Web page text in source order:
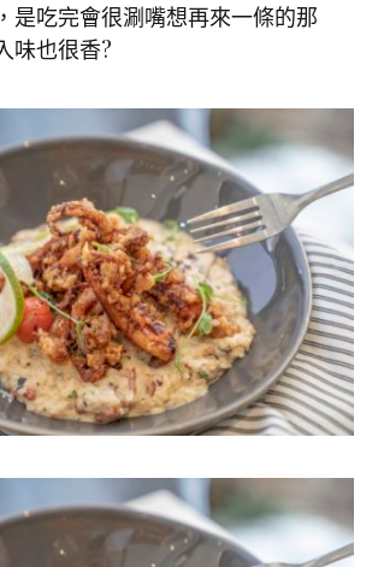
是吃完會很涮嘴想再來一條的那
味也很香?